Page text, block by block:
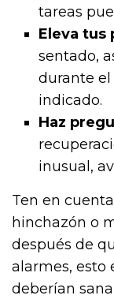
tareas
Eleva tus
sentado,
durante
indicado.
Haz
inusual,
Ten en
hinchazón o
después de
alarmes, esto
deberían